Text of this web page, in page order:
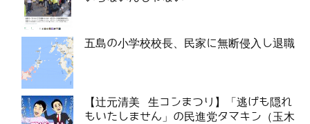
五島の小学校校長、民家に無断侵入し退職
【辻元清美 生コンまつり】「逃げも隠れ
もいたしません」の民進党タマキン（玉木